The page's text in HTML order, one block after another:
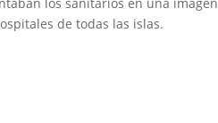
de todas las islas.